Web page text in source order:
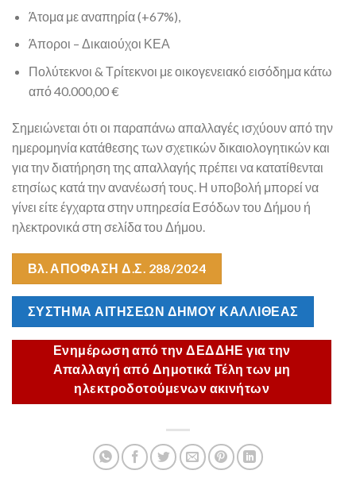
Άτομα με αναπηρία (+67%),
Άποροι – Δικαιούχοι ΚΕΑ
Πολύτεκνοι & Τρίτεκνοι με οικογενειακό εισόδημα κάτω
από 40.000,00 €
Σημειώνεται ότι οι παραπάνω απαλλαγές ισχύουν από την
ημερομηνία κατάθεσης των σχετικών δικαιολογητικών και
για την διατήρηση της απαλλαγής πρέπει να κατατίθενται
ετησίως κατά την ανανέωσή τους. Η υποβολή μπορεί να
γίνει είτε έγχαρτα στην υπηρεσία Εσόδων του Δήμου ή
ηλεκτρονικά στη σελίδα του Δήμου.
Βλ. ΑΠΟΦΑΣΗ Δ.Σ. 288/2024
ΣΥΣΤΗΜΑ ΑΙΤΗΣΕΩΝ ΔΗΜΟΥ ΚΑΛΛΙΘΕΑΣ
Ενημέρωση από την ΔΕΔΔΗΕ για την
Απαλλαγή από Δημοτικά Τέλη των μη
ηλεκτροδοτούμενων ακινήτων